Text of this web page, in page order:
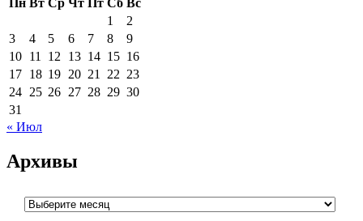
1
2
3
4 5 6 7 8
9
10 11 12 13 14 15 16
17 18 19 20 21 22 23
24 25 26 27 28 29 30
31
« Июл
Архивы
Архивы